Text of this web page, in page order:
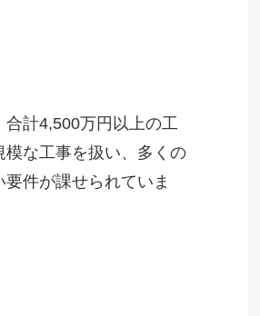
合計4,500万円以上の工
な工事を扱い、多くの
件が課せられていま